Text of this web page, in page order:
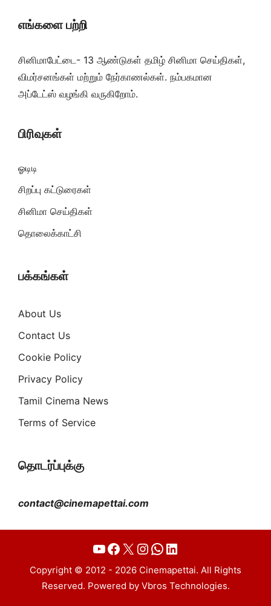
எங்களை பற்றி
சினிமாபேட்டை- 13 ஆண்டுகள் தமிழ் சினிமா செய்திகள்,
விமர்சனங்கள் மற்றும் நேர்காணல்கள். நம்பகமான
அப்டேட்ஸ் வழங்கி வருகிறோம்.
பிரிவுகள்
ஓடிடி
சிறப்பு கட்டுரைகள்
சினிமா செய்திகள்
தொலைக்காட்சி
பக்கங்கள்
About Us
Contact Us
Cookie Policy
Privacy Policy
Tamil Cinema News
Terms of Service
தொடர்ப்புக்கு
contact@cinemapettai.com
YouTube
Facebook
X Instagram
WhatsApp
LinkedIn
Copyright © 2012 - 2026 Cinemapettai. All Rights
Reserved. Powered by Vbros Technologies.